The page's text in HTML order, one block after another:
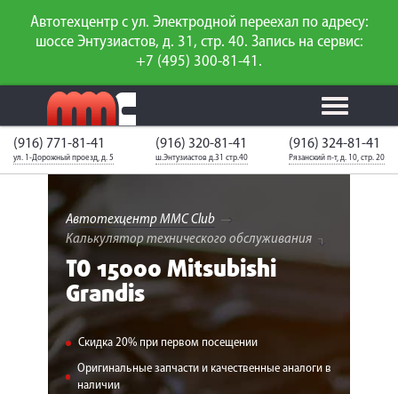
Автотехцентр с ул. Электродной переехал по адресу:
шоссе Энтузиастов, д. 31, стр. 40. Запись на сервис:
+7 (495) 300-81-41.
Калькулятор
ТО
Каталог
запчастей
Калькулятор
слесарного
ремонта
Ваш автомобиль
ГАРАНТИИ
О СЕРВИСЕ
АКЦИИ
УСЛУГИ
(916) 771-81-41
ул. 1-Дорожный проезд, д. 5
(916) 320-81-41
ш.Энтузиастов д.31 стр.40
(916) 324-81-41
Рязанский п-т, д. 10, стр. 20
Автотехцентр MMC Club
Калькулятор технического обслуживания
ТО 15000 Mitsubishi
Grandis
Скидка 20% при первом посещении
Оригинальные запчасти и качественные аналоги в
наличии